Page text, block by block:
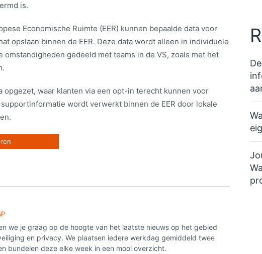
is.
Economische Ruimte (EER) kunnen bepaalde data voor
opslaan binnen de EER. Deze data wordt alleen in individuele
gedeeld met teams in de VS, zoals met het
opgezet, waar klanten via een opt-in terecht kunnen voor
wordt verwerkt binnen de EER door lokale
we je graag op de hoogte van het laatste nieuws op het gebied
en privacy. We plaatsen iedere werkdag gemiddeld twee
bundelen deze elke week in een mooi overzicht.